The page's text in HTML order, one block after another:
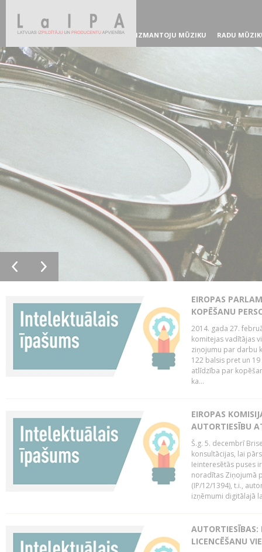
IZMANTOJU MŪZIKU RADU
EIROPAS
KOPĒŠANU
2014. gada 27.
komitejas vadītājas
ziņojumu par darbu
122 balsis pret un
atlīdzība par
ka...
EIROPAS
AUTORTIESĪBU
Š.g. 5. decembrī
konsultācijas, lai
Ieinteresētās puses
noradītas Ziņojumā
(IP/12/1394), t.i.,
izņēmumi digitālajā
AUTORTIESĪBAS:
LICENCĒŠANU